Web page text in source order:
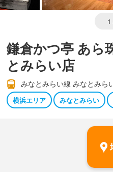
1
鎌倉かつ亭 あら
とみらい店
みなとみらい線 みなとみら
横浜エリア みなとみらい